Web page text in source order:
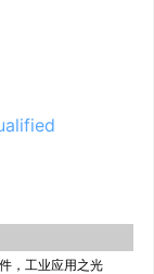
，工业应用之光